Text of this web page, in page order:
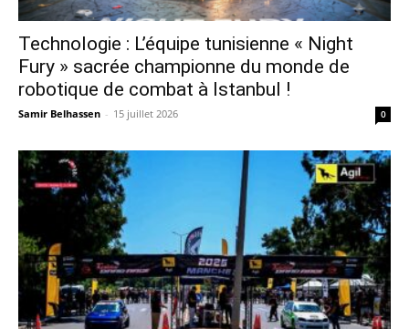
Technologie : L’équipe tunisienne « Night
Fury » sacrée championne du monde de
robotique de combat à Istanbul !
Samir Belhassen - 15 juillet 2026 0